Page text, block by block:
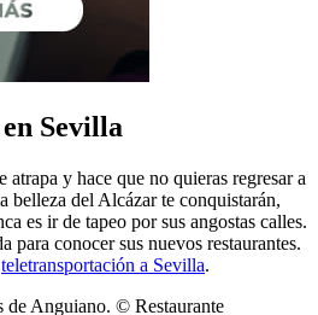
Sevilla
y hace que no quieras regresar a
belleza del Alcázar te conquistarán,
es ir de tapeo por sus angostas calles.
para conocer sus nuevos restaurantes.
teletransportación a Sevilla.